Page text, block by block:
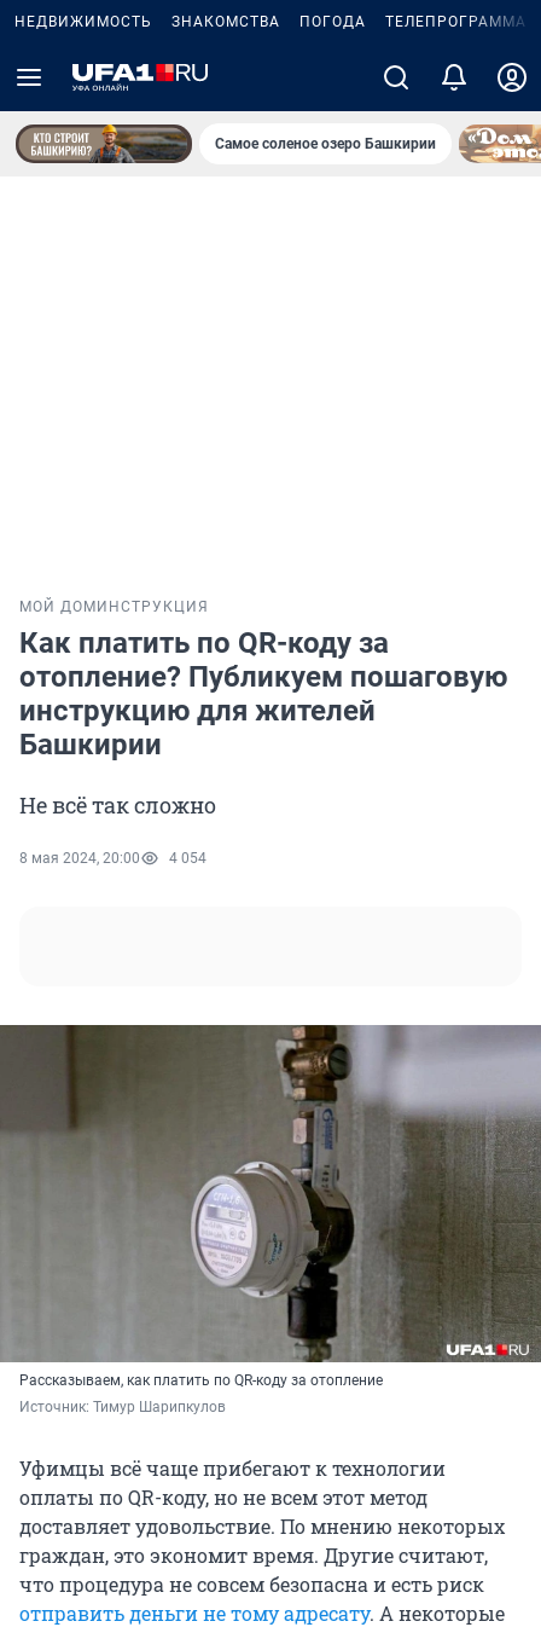
НЕДВИЖИМОСТЬ ЗНАКОМСТВА ПОГОДА ТЕЛЕПРОГРАММА
Самое соленое озеро Башкирии
МОЙ ДОМ ИНСТРУКЦИЯ
Как платить по QR-коду за
отопление? Публикуем пошаговую
инструкцию для жителей
Башкирии
Не всё так сложно
8 мая 2024, 20:00 4 054
Рассказываем, как платить по QR-коду за отопление
Источник: Тимур Шарипкулов
Уфимцы всё чаще прибегают к технологии
оплаты по QR-коду, но не всем этот метод
доставляет удовольствие. По мнению некоторых
граждан, это экономит время. Другие считают,
что процедура не совсем безопасна и есть риск
отправить деньги не тому адресату. А некоторые